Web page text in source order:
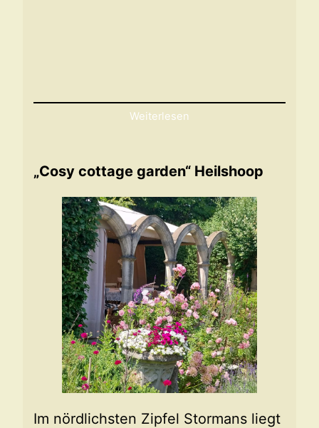
Weiterlesen
„Cosy cottage garden“ Heilshoop
Im nördlichsten Zipfel Stormans liegt